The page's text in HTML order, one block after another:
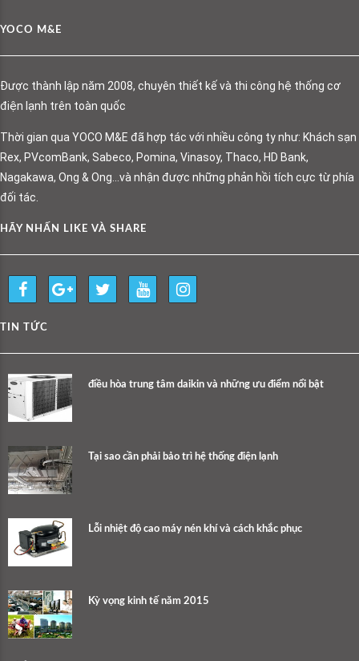
YOCO M&E
Được thành lập năm 2008, chuyên thiết kế và thi công hệ thống cơ
điện lạnh trên toàn quốc
Thời gian qua YOCO M&E đã hợp tác với nhiều công ty như: Khách sạn
Rex, PVcomBank, Sabeco, Pomina, Vinasoy, Thaco, HD Bank,
Nagakawa, Ong & Ong…và nhận được những phản hồi tích cực từ phía
đối tác.
HÃY NHẤN LIKE VÀ SHARE
TIN TỨC
điều hòa trung tâm daikin và những ưu điểm nổi bật
Tại sao cần phải bảo trì hệ thống điện lạnh
Lỗi nhiệt độ cao máy nén khí và cách khắc phục
Kỳ vọng kinh tế năm 2015